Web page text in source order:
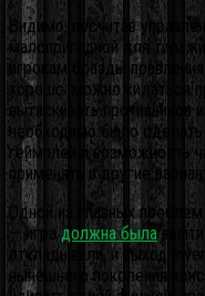
Видимо, посчитав
малопригодной для
игрокам бразды
хорошо: можно кидаться
вытаскивать противников
необходимо было
геймплей и возможность
применять и другие
Одной из главных
— иградолжна была
откладывали, и выход
нынешнего поколения